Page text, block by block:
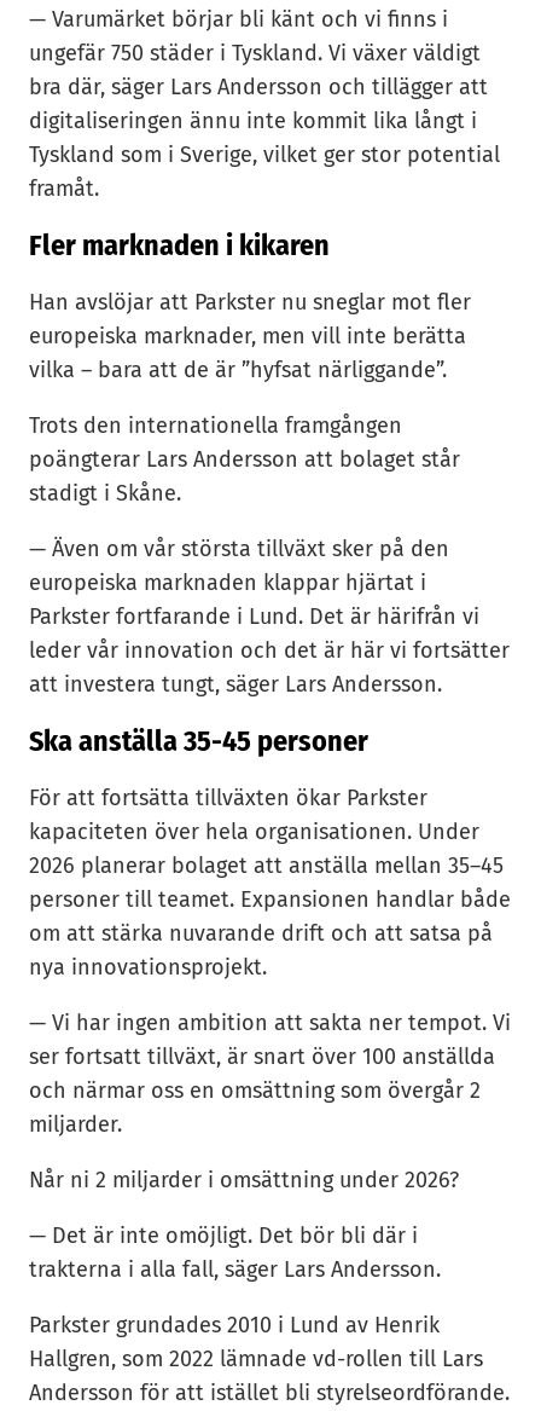
— Varumärket börjar bli känt och vi finns i
ungefär 750 städer i Tyskland. Vi växer väldigt
bra där, säger Lars Andersson och tillägger att
digitaliseringen ännu inte kommit lika långt i
Tyskland som i Sverige, vilket ger stor potential
framåt.
Fler marknaden i kikaren
Han avslöjar att Parkster nu sneglar mot fler
europeiska marknader, men vill inte berätta
vilka – bara att de är ”hyfsat närliggande”.
Trots den internationella framgången
poängterar Lars Andersson att bolaget står
stadigt i Skåne.
— Även om vår största tillväxt sker på den
europeiska marknaden klappar hjärtat i
Parkster fortfarande i Lund. Det är härifrån vi
leder vår innovation och det är här vi fortsätter
att investera tungt, säger Lars Andersson.
Ska anställa 35-45 personer
För att fortsätta tillväxten ökar Parkster
kapaciteten över hela organisationen. Under
2026 planerar bolaget att anställa mellan 35–45
personer till teamet. Expansionen handlar både
om att stärka nuvarande drift och att satsa på
nya innovationsprojekt.
— Vi har ingen ambition att sakta ner tempot. Vi
ser fortsatt tillväxt, är snart över 100 anställda
och närmar oss en omsättning som övergår 2
miljarder.
Når ni 2 miljarder i omsättning under 2026?
— Det är inte omöjligt. Det bör bli där i
trakterna i alla fall, säger Lars Andersson.
Parkster grundades 2010 i Lund av Henrik
Hallgren, som 2022 lämnade vd-rollen till Lars
Andersson för att istället bli styrelseordförande.